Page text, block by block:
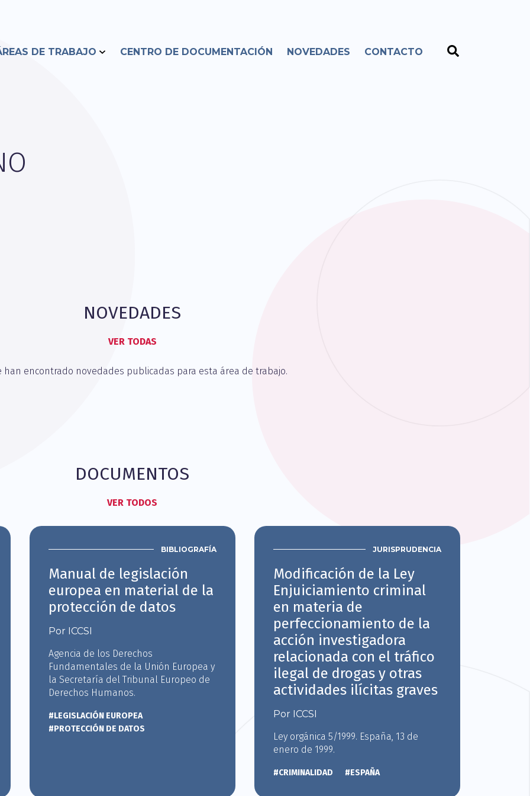
DE TRABAJO CENTRO DE DOCUMENTACIÓN NOVEDADES CONTACTO
NOVEDADES
VER TODAS
han encontrado novedades publicadas para esta área de trabajo.
DOCUMENTOS
VER TODOS
BIBLIOGRAFÍA
Manual de legislación
europea en material de la
protección de datos
Por ICCSI
Agencia de los Derechos
Fundamentales de la Unión Europea y
la Secretaría del Tribunal Europeo de
Derechos Humanos.
#LEGISLACIÓN EUROPEA
#PROTECCIÓN DE DATOS
JURISPRUDENCIA
Modificación de la Ley
Enjuiciamiento criminal
en materia de
perfeccionamiento de la
acción investigadora
relacionada con el tráfico
ilegal de drogas y otras
actividades ilícitas graves
Por ICCSI
Ley orgánica 5/1999. España, 13 de
enero de 1999.
#CRIMINALIDAD #ESPAÑA